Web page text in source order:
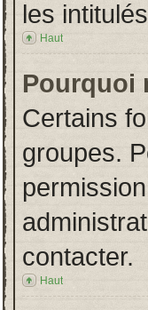
les
Haut
Pourquoi
Certains
groupes.
contacter.
Haut